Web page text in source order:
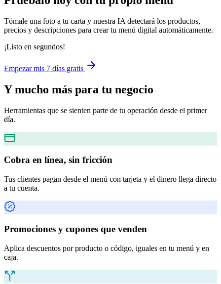
Tómale una foto a tu carta y nuestra IA detectará los productos,
precios y descripciones para crear tu menú digital automáticamente.
¡Listo en segundos!
Empezar mis 7 días gratis
Y mucho más para tu negocio
Herramientas que se sienten parte de tu operación desde el primer
día.
Cobra en línea, sin fricción
Tus clientes pagan desde el menú con tarjeta y el dinero llega directo
a tu cuenta.
Promociones y cupones que venden
Aplica descuentos por producto o código, iguales en tu menú y en
caja.